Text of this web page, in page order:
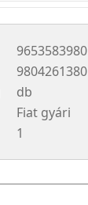
9653583980
9804261380
db
Fiat gyári
1